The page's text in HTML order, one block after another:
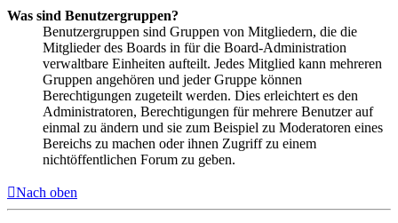
Was sind Benutzergruppen?
Benutzergruppen sind Gruppen von Mitgliedern, die die
Mitglieder des Boards in für die Board-Administration
verwaltbare Einheiten aufteilt. Jedes Mitglied kann mehreren
Gruppen angehören und jeder Gruppe können
Berechtigungen zugeteilt werden. Dies erleichtert es den
Administratoren, Berechtigungen für mehrere Benutzer auf
einmal zu ändern und sie zum Beispiel zu Moderatoren eines
Bereichs zu machen oder ihnen Zugriff zu einem
nichtöffentlichen Forum zu geben.
Nach oben